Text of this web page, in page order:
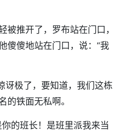
被推开了，罗布站在门口，
傻傻地站在门口，说：“我
讶极了，要知道，我们这栋
的铁面无私啊。
的班长！是班里派我来当